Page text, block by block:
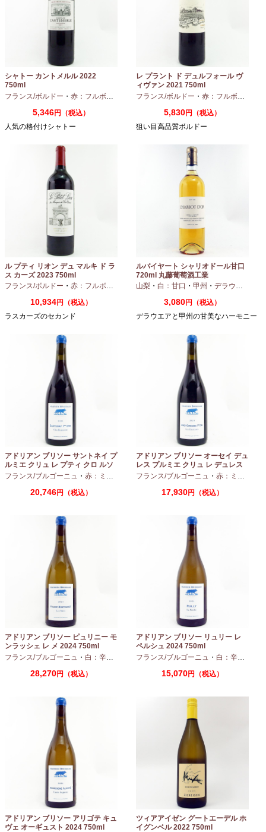
シャトー カントメルル 2022
750ml
フランス/ボルドー ・ 赤：フルボディ カベルネ・カベルネフラン ・プティヴェル
5,346円（税込）
人気の格付けシャトー
レ プラント ド デュルフォール ヴ
ィヴァン 2021 750ml
フランス/ボルドー ・ 赤：フルボディ
5,830円（税込）
狙い目高品質ボルドー
ル プティ リオン デュ マルキ ド ラ
ス カーズ 2023 750ml
フランス/ボルドー ・ 赤：フルボディ
10,934円（税込）
ラスカーズのセカンド
ルバイヤート シャリオドール甘口
720ml 丸藤葡萄酒工業
山梨 ・ 白：甘口 ・ 甲州 ・ デラウエア
3,080円（税込）
デラウエアと甲州の甘美なハーモニー
アドリアン ブリソー サントネイ プ
ルミエ クリュ レ プティ クロ ルソ
ー 2024 750ml
フランス/ブルゴーニュ ・ 赤：ミディアムボディ ・ピノノワール
20,746円（税込）
アドリアン ブリソー オーセイ デュ
レス プルミエ クリュ レ デュレス
2024 750ml
フランス/ブルゴーニュ ・ 赤：ミディアムボディ
17,930円（税込）
アドリアン ブリソー ピュリニー モ
ンラッシェ レ メ 2024 750ml
フランス/ブルゴーニュ ・ 白：辛口 シャルドネ
28,270円（税込）
アドリアン ブリソー リュリー レ
ペルシュ 2024 750ml
フランス/ブルゴーニュ ・ 白：辛口
15,070円（税込）
アドリアン ブリソー アリゴテ キュ
ヴェ オーギュスト 2024 750ml
ツィアアイゼン グートエーデル ホ
イグンベル 2022 750ml